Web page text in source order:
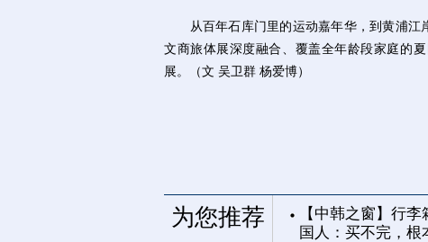
从百年石库门里的运动嘉年华，到黄浦江
文商旅体展深度融合、覆盖全年龄段家庭的
展。（文 吴卫群 杨爱博）
为您推荐
【中韩之窗】行
国人：买不完，根